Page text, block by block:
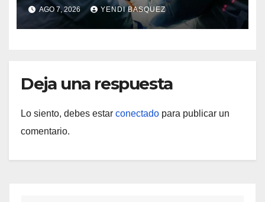
Guárico
AGO 7, 2026 YENDI BASQUEZ
Deja una respuesta
Lo siento, debes estar conectado para publicar un
comentario.